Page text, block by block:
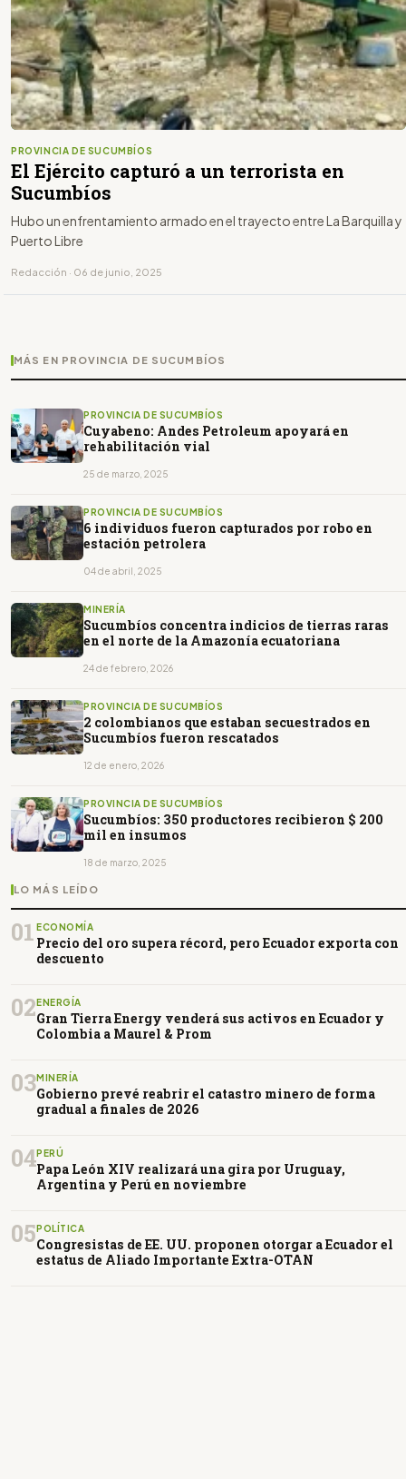
PROVINCIA DE SUCUMBÍOS
El Ejército capturó a un terrorista en
Sucumbíos
Hubo un enfrentamiento armado en el trayecto entre La Barquilla y
Puerto Libre
Redacción · 06 de junio, 2025
MÁS EN PROVINCIA DE SUCUMBÍOS
PROVINCIA DE SUCUMBÍOS
Cuyabeno: Andes Petroleum apoyará en
rehabilitación vial
25 de marzo, 2025
PROVINCIA DE SUCUMBÍOS
6 individuos fueron capturados por robo en
estación petrolera
04 de abril, 2025
MINERÍA
Sucumbíos concentra indicios de tierras raras
en el norte de la Amazonía ecuatoriana
24 de febrero, 2026
PROVINCIA DE SUCUMBÍOS
2 colombianos que estaban secuestrados en
Sucumbíos fueron rescatados
12 de enero, 2026
PROVINCIA DE SUCUMBÍOS
Sucumbíos: 350 productores recibieron $ 200
mil en insumos
18 de marzo, 2025
LO MÁS LEÍDO
01 ECONOMÍA
Precio del oro supera récord, pero Ecuador exporta con
descuento
02 ENERGÍA
Gran Tierra Energy venderá sus activos en Ecuador y
Colombia a Maurel & Prom
03MINERÍA
Gobierno prevé reabrir el catastro minero de forma
gradual a finales de 2026
04PERÚ
Papa León XIV realizará una gira por Uruguay,
Argentina y Perú en noviembre
05 POLÍTICA
Congresistas de EE. UU. proponen otorgar a Ecuador el
estatus de Aliado Importante Extra-OTAN